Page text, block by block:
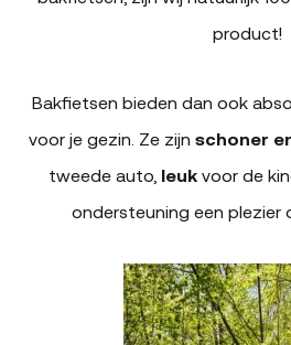
product!
Bakfietsen bieden dan ook
voor je gezin. Ze zijn schoner
tweede auto, leukvoor de
ondersteuning een plezier